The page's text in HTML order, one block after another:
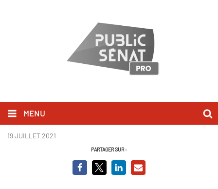
MENU
9h59.JPG
19 JUILLET 2021
PARTAGER SUR :